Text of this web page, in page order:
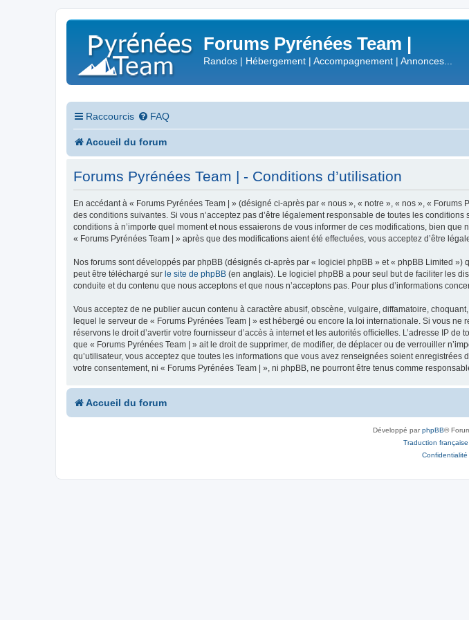
Forums Pyrénées Team |
Randos | Hébergement | Accompagnement | Annonces...
Raccourcis FAQ
Accueil du forum
Forums Pyrénées Team | - Conditions d’utilisation
En accédant à « Forums Pyrénées Team | » (désigné ci-après par « nous », « notre », « nos », «
des conditions suivantes. Si vous n’acceptez pas d’être légalement responsable de toutes les
conditions à n’importe quel moment et nous essaierons de vous informer de ces modifications, bien
« Forums Pyrénées Team | » après que des modifications aient été effectuées, vous acceptez d’être
Nos forums sont développés par phpBB (désignés ci-après par « logiciel phpBB » et « phpBB Limited
peut être téléchargé sur le site de phpBB (en anglais). Le logiciel phpBB a pour seul but de faciliter les
conduite et du contenu que nous acceptons et que nous n’acceptons pas. Pour plus d’informations
Vous acceptez de ne publier aucun contenu à caractère abusif, obscène, vulgaire, diffamatoire,
lequel le serveur de « Forums Pyrénées Team | » est hébergé ou encore la loi internationale. Si vous
réservons le droit d’avertir votre fournisseur d’accès à internet et les autorités officielles. L’adresse IP
que « Forums Pyrénées Team | » ait le droit de supprimer, de modifier, de déplacer ou de verrouiller
qu’utilisateur, vous acceptez que toutes les informations que vous avez renseignées soient
votre consentement, ni « Forums Pyrénées Team | », ni phpBB, ne pourront être tenus comme
Accueil du forum
Développé parphpBB®
Traduction
Confidentialité